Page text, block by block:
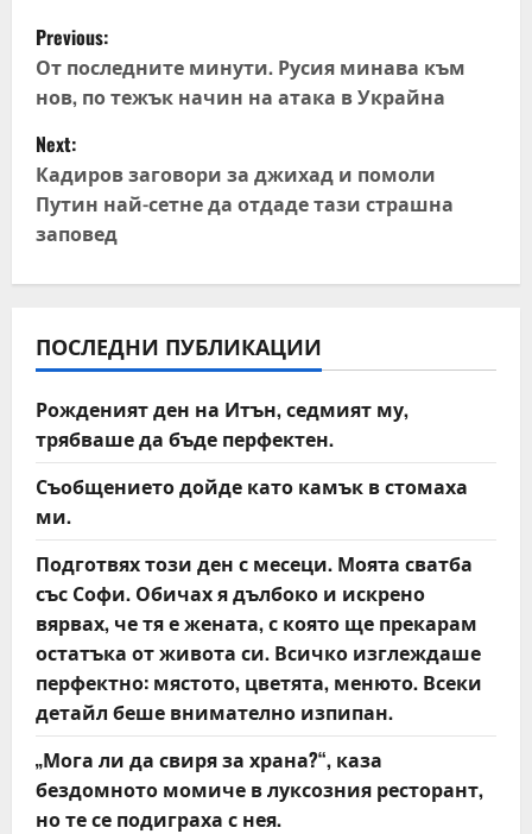
P
o
s
t
n
a
v
i
g
a
t
i
o
n
Previous:
От последните минути. Русия минава към
нов, по тежък начин на атака в Украйна
Next:
Кадиров заговори за джихад и помоли
Путин най-сетне да отдаде тази страшна
заповед
ПОСЛЕДНИ ПУБЛИКАЦИИ
Рожденият ден на Итън, седмият му,
трябваше да бъде перфектен.
Съобщението дойде като камък в стомаха
ми.
Подготвях този ден с месеци. Моята сватба
със Софи. Обичах я дълбоко и искрено
вярвах, че тя е жената, с която ще прекарам
остатъка от живота си. Всичко изглеждаше
перфектно: мястото, цветята, менюто. Всеки
детайл беше внимателно изпипан.
„Мога ли да свиря за храна?“, каза
бездомното момиче в луксозния ресторант,
но те се подиграха с нея.